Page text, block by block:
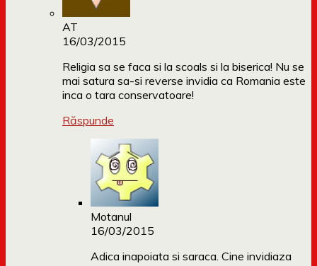
AT
16/03/2015
Religia sa se faca si la scoals si la biserica! Nu se
mai satura sa-si reverse invidia ca Romania este
inca o tara conservatoare!
Răspunde
Motanul
16/03/2015
Adica inapoiata si saraca. Cine invidiaza